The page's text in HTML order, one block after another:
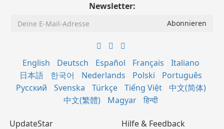
Newsletter:
English Deutsch Español Français
Italiano
日本語
한국어 Nederlands Polski
Português
Русский
Svenska Türkçe Tiếng Việt
中文(简体)
中文(繁體)
Magyar हिन्दी
UpdateStar Hilfe & Feedback